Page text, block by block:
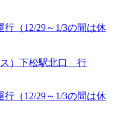
行（12/29～1/3の間は休
）下松駅北口 行
行（12/29～1/3の間は休